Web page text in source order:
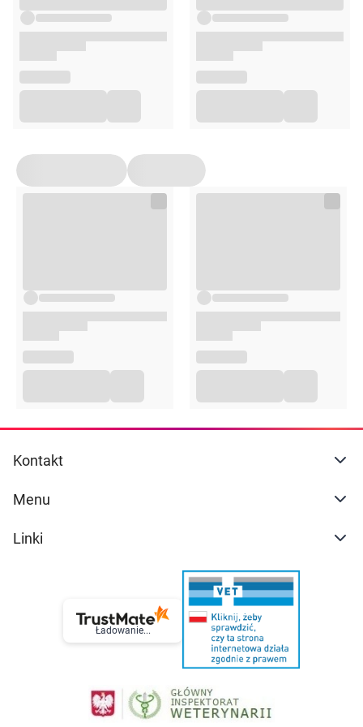
100% silikon spożywczy
Opakowanie
1 sztuka
Kontakt
Menu
Linki
Ładowanie...